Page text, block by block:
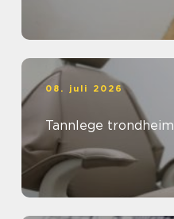
08. juli 2026
Tannlege trondheim